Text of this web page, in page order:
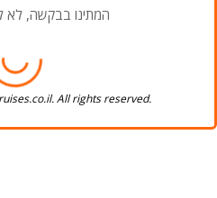
המתינו בבקשה, לא
All rights reserved.